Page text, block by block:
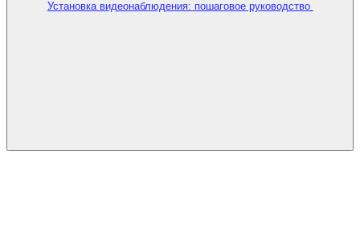
Установка видеонаблюдения: пошаговое руководство